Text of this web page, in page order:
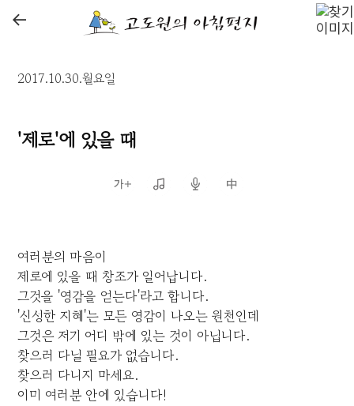
←
2017.10.30.월요일
'제로'에 있을 때
여러분의 마음이
제로에 있을 때 창조가 일어납니다.
그것을 '영감을 얻는다'라고 합니다.
'신성한 지혜'는 모든 영감이 나오는 원천인데
그것은 저기 어디 밖에 있는 것이 아닙니다.
찾으러 다닐 필요가 없습니다.
찾으러 다니지 마세요.
이미 여러분 안에 있습니다!